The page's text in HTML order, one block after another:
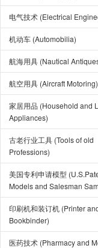
电气技术 (Electrical
机动车 (Automobilia)
航海用具 (Nautical
航空用具 (Aircraft Motoring)
家居用品 (Household and
Appliances)
古老行业工具 (Tools of old
Professions)
美国专利申请模型
Models and Salesman
印刷机和装订机 (Printer
Bookbinder)
医药技术 (Pharmacy and